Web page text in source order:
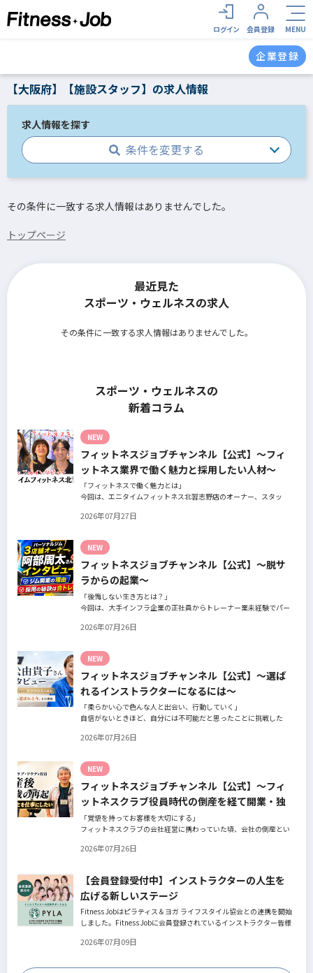
ログイン 会員登録 MENU
企業登録
【大阪府】【施設スタッフ】の求人情報
求人情報を探す
条件を変更する
その条件に一致する求人情報はありませんでした。
トップページ
最近見た
スポーツ・ウェルネスの求人
その条件に一致する求人情報はありませんでした。
スポーツ・ウェルネスの
新着コラム
NEW
フィットネスジョブチャンネル【公式】～フィ
ットネス業界で働く魅力と採用したい人材～
「フィットネスで働く魅力とは」
今回は、エニタイムフィットネス北習志野店のオーナー、スタッ
についてインタビュー。オーナー様からはスタッフの採用基準、実
はそのスタッフの皆様がつくる施設やフィットネスについての魅力
を語っていただきました。
2026年07月27日
NEW
フィットネスジョブチャンネル【公式】～脱サ
ラからの起業～
「後悔しない生き方とは？」
今回は、大手インフラ企業の正社員からトレーナー業未経験でパー
の阿部周大さんへインタビュー。
2026年07月26日
NEW
フィットネスジョブチャンネル【公式】～選ば
れるインストラクターになるには～
「柔らかい心で色んな人と出会い、行動していく」
自信がないときほど、自分には不可能だと思ったことに挑戦した
そんな風に自分だけでは思いつかないことを行動に移してきた結果
さん。選ばれるインストラクターになるために若松さんが取られた
行動とは？
2026年07月26日
NEW
フィットネスジョブチャンネル【公式】～フィ
ットネスクラブ役員時代の倒産を経て開業・独
立～
「覚悟を持ってお客様を大切にする」
フィットネスクラブの会社経営に携わっていた頃、会社の倒産とい
たパーソナルジム「ファントレイン」代表近藤健祐さんにインタビ
フィットネスクラブのキャンペーンや違約金制度はお客様を大切に
する仕組みだろうか！？資金が底をつく恐怖と闘いながらもお客様
との絆を築き上げた秘訣とは？
2026年07月26日
【会員登録受付中】インストラクターの人生を
広げる新しいステージ
Fitness Jobはピラティス＆ヨガ ライフスタイル協会との連携を開始
しました。Fitness Jobに会員登録されているインストラクター皆様
していきます。
2026年07月09日